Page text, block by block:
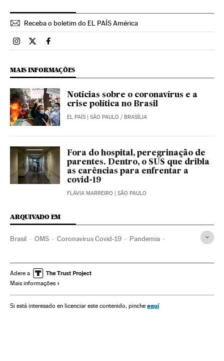
Receba o boletim do EL PAÍS América
Brasil El País Brasil en Instagram
Brasil El País Brasil en Twitter
Brasil El País Brasil en Facebook
MAIS INFORMAÇÕES
Notícias sobre o coronavírus e a
crise política no Brasil
EL PAÍS | SÃO PAULO / BRASÍLIA
Fora do hospital, peregrinação de
parentes. Dentro, o SUS que dribla
as carências para enfrentar a
covid-19
FLÁVIA MARREIRO | SÃO PAULO
ARQUIVADO EM
Brasil OMS Coronavirus Covid-19 Pandemia
Ministério Saúde Jair Bolsonaro
Isolamento social
Adere a
Mais informações
Si está interesado en licenciar este contenido, pinche aquí